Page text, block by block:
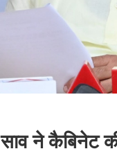
ने कैबिनेट